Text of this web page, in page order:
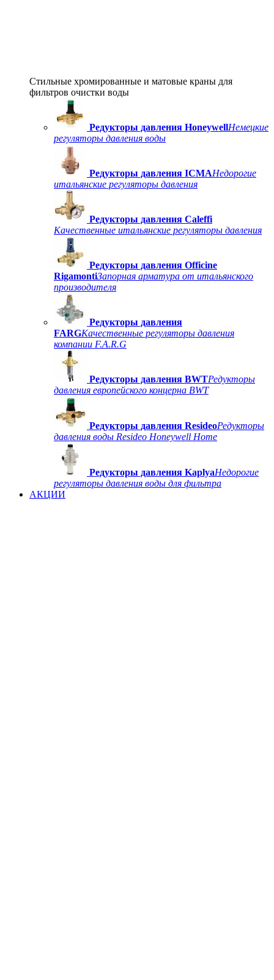
Стильные хромированные и матовые краны для
фильтров очистки воды
Редукторы давления HoneywellНемецкие
регуляторы давления воды
Редукторы давления ICMAНедорогие
итальянские регуляторы давления
Редукторы давления Caleffi
Качественные итальянские регуляторы давления
Редукторы давления Officine
RigamontiЗапорная арматура от итальянского
производителя
Редукторы давления
FARGКачественные регуляторы давления
компании F.A.R.G
Редукторы давления BWTРедукторы
давления европейского концерна BWT
Редукторы давления ResideoРедукторы
давления воды Resideo Honeywell Home
Редукторы давления KaplyaНедорогие
регуляторы давления воды для фильтра
АКЦИИ